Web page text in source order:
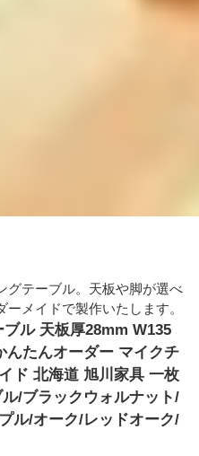
グテーブル。天板や脚が選べ
メイドで製作いたします。
ブル 天板厚28mm W135
んたんオーダー マイクチ
ド 北海道 旭川家具 一枚
/ブラックウォルナット/
ル/オーク/レッドオーク/